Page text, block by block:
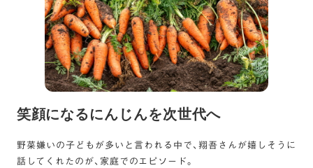
笑顔になるにんじんを次世代へ
野菜嫌いの子どもが多いと言われる中で、翔吾さんが嬉しそうに
話してくれたのが、家庭でのエピソード。